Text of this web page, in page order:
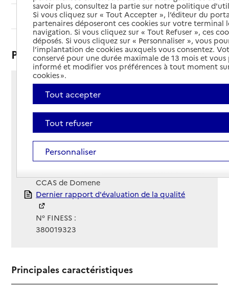
Sommaire
Présentation
38420 - Domène
Voir itinéraire
Téléphone :
04 76 77 29 27
Contact
Contact
Site Internet
Site internet non renseigné
CCAS de Domene
Rapport HAS
Dernier rapport d'évaluation de la qualité
N° FINESS :
380019323
Principales caractéristiques
savoir plus, consultez la partie sur notre politique
Si vous cliquez sur « Tout Accepter », l’éditeur du
partenaires déposeront ces cookies sur votre terminal
navigation. Si vous cliquez sur « Tout Refuser », ces
déposés. Si vous cliquez sur « Personnaliser », vous
l’implantation de cookies auxquels vous consentez.
conservé pour une durée maximale de 13 mois et
informé et modifier vos préférences à tout moment
cookies ».
Tout accepter
Tout refuser
Personnaliser